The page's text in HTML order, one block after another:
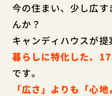
今の住まい、少し広
んか？
キャンディハウスが提
暮らしに特化した、
です。
「広さ」よりも「心